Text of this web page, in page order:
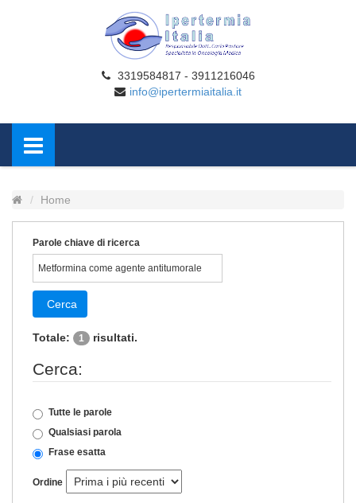
3319584817 - 3911216046
info@ipertermiaitalia.it
Home
Parole chiave di ricerca
Cerca
Totale: 1 risultati.
Cerca:
Tutte le parole
Qualsiasi parola
Frase esatta
Ordine